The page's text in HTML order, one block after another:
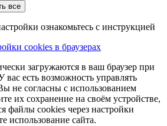
все
ознакомьтесь с инструкцией
cookies в браузерах
загружаются в ваш браузер при
есть возможность управлять
не согласны с использованием
их сохранение на своём устройстве,
файлы cookies через настройки
использование сайта.